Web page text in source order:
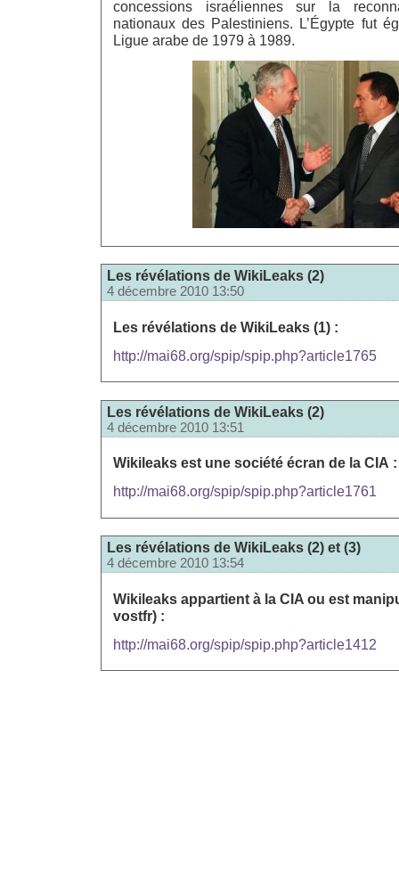
concessions israéliennes sur la
nationaux des Palestiniens. L’Égypte fut
Ligue arabe de 1979 à 1989.
Les révélations de WikiLeaks (2)
4 décembre 2010 13:50
Les révélations de WikiLeaks (1) :
http://mai68.org/spip/spip.php?article1765
Les révélations de WikiLeaks (2)
4 décembre 2010 13:51
Wikileaks est une société écran de la CIA :
http://mai68.org/spip/spip.php?article1761
Les révélations de WikiLeaks (2) et (3)
4 décembre 2010 13:54
Wikileaks appartient à la CIA ou est
vostfr) :
http://mai68.org/spip/spip.php?article1412